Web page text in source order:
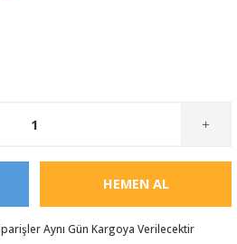
+
HEMEN AL
Aynı Gün Kargoya Verilecektir